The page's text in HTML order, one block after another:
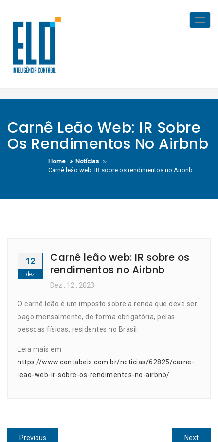
content
Carnê Leão Web: IR Sobre
Os Rendimentos No Airbnb
Home
Notícias
Carnê leão web: IR sobre os rendimentos no Airbnb
12
dez
Carnê leão web: IR sobre os
rendimentos no Airbnb
Dez , 12 , 2023
O carnê leão é um imposto sobre a renda que deve ser
pago mensalmente, de forma obrigatória, pelas
pessoas físicas, residentes no Brasil.
Leia mais em
https://www.contabeis.com.br/noticias/62825/carne-
leao-web-ir-sobre-os-rendimentos-no-airbnb/
Navegação
Previous NextNext